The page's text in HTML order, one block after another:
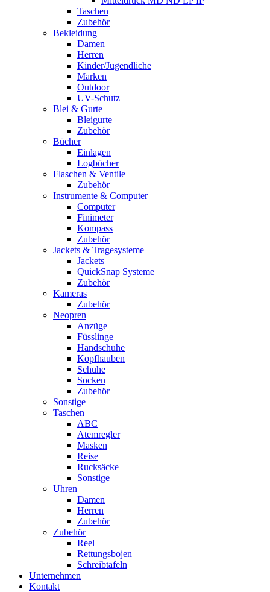
Taschen
Zubehör
Bekleidung
Damen
Herren
Kinder/Jugendliche
Marken
Outdoor
UV-Schutz
Blei & Gurte
Bleigurte
Zubehör
Bücher
Einlagen
Logbücher
Flaschen & Ventile
Zubehör
Instrumente & Computer
Computer
Finimeter
Kompass
Zubehör
Jackets & Tragesysteme
Jackets
QuickSnap Systeme
Zubehör
Kameras
Zubehör
Neopren
Anzüge
Füsslinge
Handschuhe
Kopfhauben
Schuhe
Socken
Zubehör
Sonstige
Taschen
ABC
Atemregler
Masken
Reise
Rucksäcke
Sonstige
Uhren
Damen
Herren
Zubehör
Zubehör
Reel
Rettungsbojen
Schreibtafeln
Unternehmen
Kontakt